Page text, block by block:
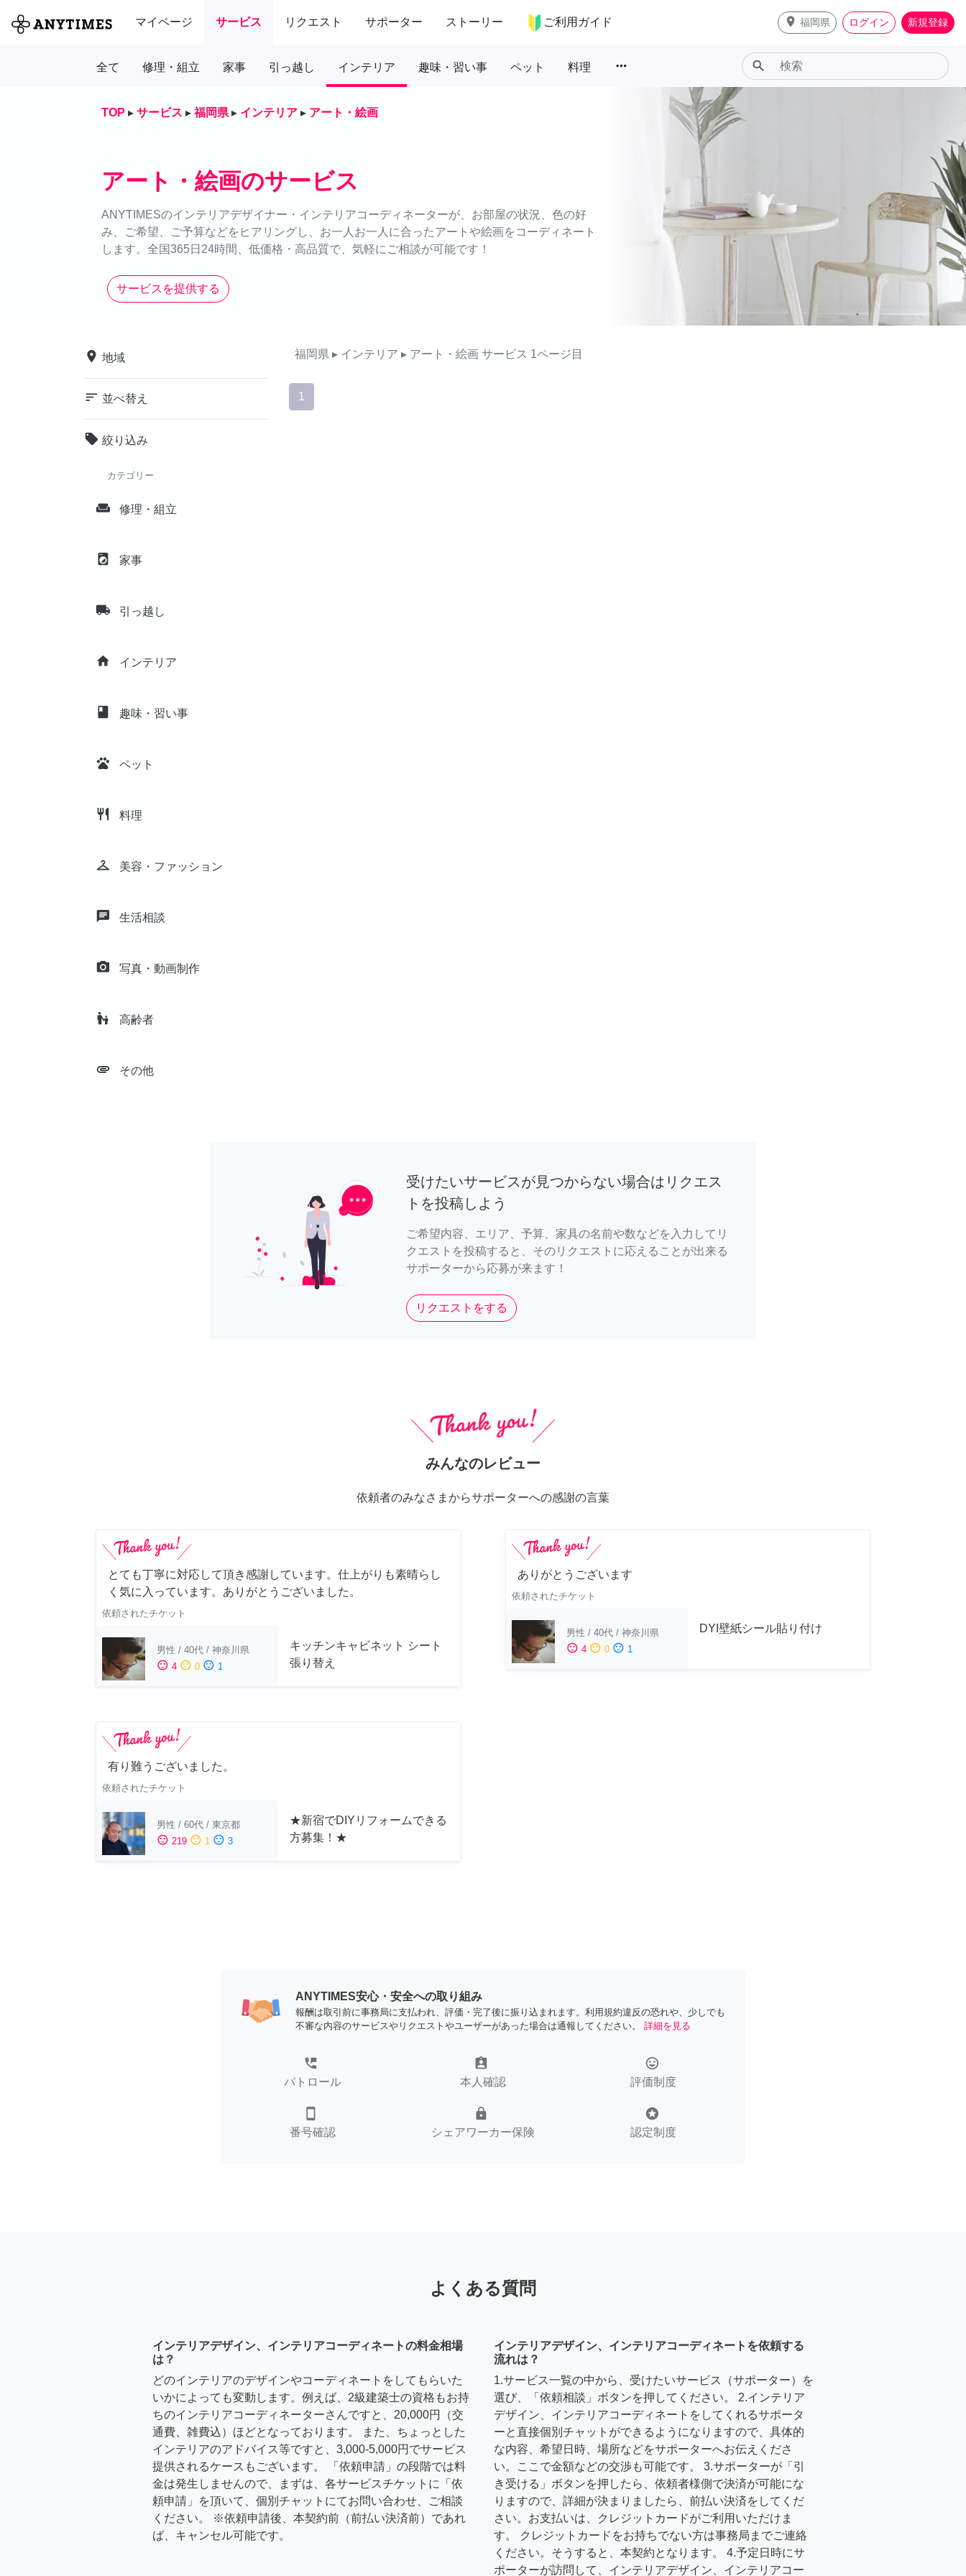
マイページ サービス リクエスト サポーター ストーリー ご利用ガイド place 福岡県 ログイン 新規登録
全て 修理・組立 家事 引っ越し インテリア 趣味・習い事 ペット 料理 more_horiz search
TOP ▸ サービス ▸ 福岡県 ▸ インテリア ▸ アート・絵画
アート・絵画のサービス
ANYTIMESのインテリアデザイナー・インテリアコーディネーターが、お部屋の状況、色の好
み、ご希望、ご予算などをヒアリングし、お一人お一人に合ったアートや絵画をコーディネート
します。全国365日24時間、低価格・高品質で、気軽にご相談が可能です！
サービスを提供する
place 地域
sort 並べ替え
local_offer 絞り込み
カテゴリー
weekend 修理・組立
local_laundry_service 家事
local_shipping 引っ越し
home インテリア
class 趣味・習い事
pets ペット
restaurant 料理
checkroom 美容・ファッション
chat 生活相談
camera_alt 写真・動画制作
escalator_warning 高齢者
attachment その他
福岡県 ▸ インテリア ▸ アート・絵画 サービス 1ページ目
1
受けたいサービスが見つからない場合はリクエス
トを投稿しよう
ご希望内容、エリア、予算、家具の名前や数などを入力してリ
クエストを投稿すると、そのリクエストに応えることが出来る
サポーターから応募が来ます！
リクエストをする
みんなのレビュー
依頼者のみなさまからサポーターへの感謝の言葉
とても丁寧に対応して頂き感謝しています。仕上がりも素晴らし
く気に入っています。ありがとうございました。
依頼されたチケット
男性 / 40代 / 神奈川県
sentiment_satisfied 4 sentiment_neutral 0 sentiment_dissatisfied 1
キッチンキャビネット シート
張り替え
ありがとうございます
依頼されたチケット
男性 / 40代 / 神奈川県
sentiment_satisfied 4 sentiment_neutral 0 sentiment_dissatisfied 1
DYI壁紙シール貼り付け
有り難うございました。
依頼されたチケット
男性 / 60代 / 東京都
sentiment_satisfied 219 sentiment_neutral 1 sentiment_dissatisfied 3
★新宿でDIYリフォームできる
方募集！★
ANYTIMES安心・安全への取り組み
報酬は取引前に事務局に支払われ、評価・完了後に振り込まれます。利用規約違反の恐れや、少しでも
不審な内容のサービスやリクエストやユーザーがあった場合は通報してください。
詳細を見る
perm_phone_msg
パトロール
assignment_ind
本人確認
tag_faces
評価制度
smartphone
番号確認
lock
シェアワーカー保険
stars
認定制度
よくある質問
インテリアデザイン、インテリアコーディネートの料金相場
は？
どのインテリアのデザインやコーディネートをしてもらいた
いかによっても変動します。例えば、2級建築士の資格もお持
ちのインテリアコーディネーターさんですと、20,000円（交
通費、雑費込）ほどとなっております。 また、ちょっとした
インテリアのアドバイス等ですと、3,000-5,000円でサービス
提供されるケースもございます。 「依頼申請」の段階では料
金は発生しませんので、まずは、各サービスチケットに「依
頼申請」を頂いて、個別チャットにてお問い合わせ、ご相談
ください。 ※依頼申請後、本契約前（前払い決済前）であれ
ば、キャンセル可能です。
インテリアデザイン、インテリアコーディネートを依頼する
流れは？
1.サービス一覧の中から、受けたいサービス（サポーター）を
選び、「依頼相談」ボタンを押してください。 2.インテリア
デザイン、インテリアコーディネートをしてくれるサポータ
ーと直接個別チャットができるようになりますので、具体的
な内容、希望日時、場所などをサポーターへお伝えくださ
い。ここで金額などの交渉も可能です。 3.サポーターが「引
き受ける」ボタンを押したら、依頼者様側で決済が可能にな
りますので、詳細が決まりましたら、前払い決済をしてくだ
さい。お支払いは、クレジットカードがご利用いただけま
す。 クレジットカードをお持ちでない方は事務局までご連絡
ください。そうすると、本契約となります。 4.予定日時にサ
ポーターが訪問して、インテリアデザイン、インテリアコー